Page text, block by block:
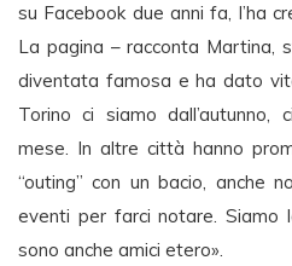
su Facebook due anni fa, l’ha
La pagina – racconta Martina,
diventata famosa e ha dato
Torino ci siamo dall’autunno,
mese. In altre città hanno
“outing” con un bacio, anche
eventi per farci notare. Siamo
sono anche amici etero».